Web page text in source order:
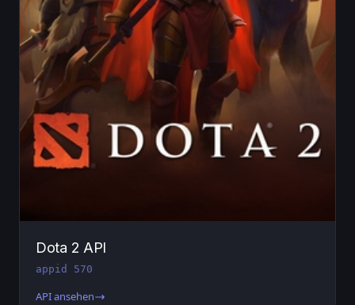
Dota 2 API
appid 570
API ansehen